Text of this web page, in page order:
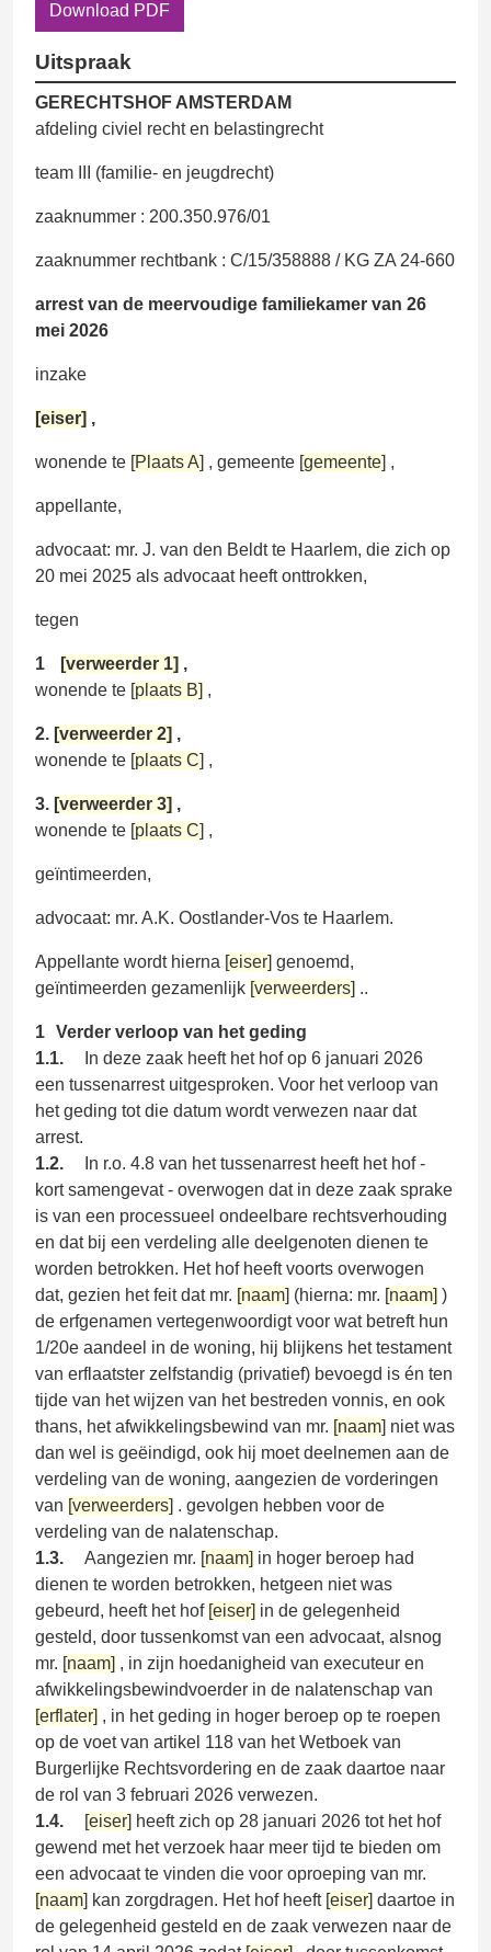
Download PDF
Uitspraak
GERECHTSHOF AMSTERDAM
afdeling civiel recht en belastingrecht
team III (familie- en jeugdrecht)
zaaknummer : 200.350.976/01
zaaknummer rechtbank : C/15/358888 / KG ZA 24-660
arrest van de meervoudige familiekamer van 26
mei 2026
inzake
[eiser] ,
wonende te [Plaats A] , gemeente [gemeente] ,
appellante,
advocaat: mr. J. van den Beldt te Haarlem, die zich op
20 mei 2025 als advocaat heeft onttrokken,
tegen
1 [verweerder 1] ,
wonende te [plaats B] ,
2. [verweerder 2] ,
wonende te [plaats C] ,
3. [verweerder 3] ,
wonende te [plaats C] ,
geïntimeerden,
advocaat: mr. A.K. Oostlander-Vos te Haarlem.
Appellante wordt hierna [eiser] genoemd,
geïntimeerden gezamenlijk [verweerders] ..
1 Verder verloop van het geding
1.1.
In deze zaak heeft het hof op 6 januari 2026
een tussenarrest uitgesproken. Voor het verloop van
het geding tot die datum wordt verwezen naar dat
arrest.
1.2.
In r.o. 4.8 van het tussenarrest heeft het hof -
kort samengevat - overwogen dat in deze zaak sprake
is van een processueel ondeelbare rechtsverhouding
en dat bij een verdeling alle deelgenoten dienen te
worden betrokken. Het hof heeft voorts overwogen
dat, gezien het feit dat mr. [naam] (hierna: mr. [naam] )
de erfgenamen vertegenwoordigt voor wat betreft hun
1/20e aandeel in de woning, hij blijkens het testament
van erflaatster zelfstandig (privatief) bevoegd is én ten
tijde van het wijzen van het bestreden vonnis, en ook
thans, het afwikkelingsbewind van mr. [naam] niet was
dan wel is geëindigd, ook hij moet deelnemen aan de
verdeling van de woning, aangezien de vorderingen
van [verweerders] . gevolgen hebben voor de
verdeling van de nalatenschap.
1.3.
Aangezien mr. [naam] in hoger beroep had
dienen te worden betrokken, hetgeen niet was
gebeurd, heeft het hof [eiser] in de gelegenheid
gesteld, door tussenkomst van een advocaat, alsnog
mr. [naam] , in zijn hoedanigheid van executeur en
afwikkelingsbewindvoerder in de nalatenschap van
[erflater] , in het geding in hoger beroep op te roepen
op de voet van artikel 118 van het Wetboek van
Burgerlijke Rechtsvordering en de zaak daartoe naar
de rol van 3 februari 2026 verwezen.
1.4.
[eiser] heeft zich op 28 januari 2026 tot het hof
gewend met het verzoek haar meer tijd te bieden om
een advocaat te vinden die voor oproeping van mr.
[naam] kan zorgdragen. Het hof heeft [eiser] daartoe in
de gelegenheid gesteld en de zaak verwezen naar de